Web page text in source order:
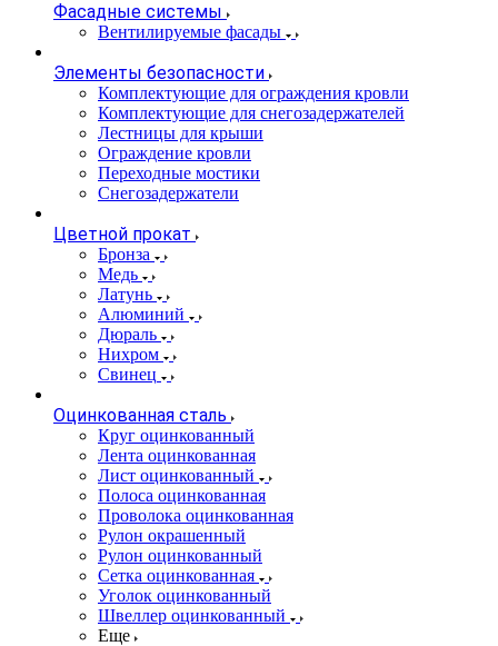
Фасадные системы
Вентилируемые фасады
Элементы безопасности
Комплектующие для ограждения кровли
Комплектующие для снегозадержателей
Лестницы для крыши
Ограждение кровли
Переходные мостики
Снегозадержатели
Цветной прокат
Бронза
Медь
Латунь
Алюминий
Дюраль
Нихром
Свинец
Оцинкованная сталь
Круг оцинкованный
Лента оцинкованная
Лист оцинкованный
Полоса оцинкованная
Проволока оцинкованная
Рулон окрашенный
Рулон оцинкованный
Сетка оцинкованная
Уголок оцинкованный
Швеллер оцинкованный
Еще